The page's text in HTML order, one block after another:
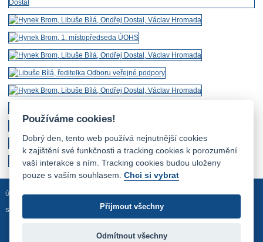
Úvodní stránka Mapa stránek Prohlášení o přístupnosti
Sledujte nás:
Používáme cookies!
Dobrý den, tento web používá nejnutnější cookies
k zajištění své funkčnosti a tracking cookies k porozumění
vaší interakce s ním. Tracking cookies budou uloženy
pouze s vaším souhlasem.Chci si vybrat
Přijmout všechny
Odmítnout všechny